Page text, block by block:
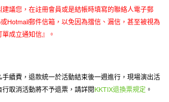
議您，在註冊會員或是結帳時填寫的聯絡人電子郵
Hotmail郵件信箱，以免因為擋信、漏信，甚至被視為
成立通知信』。
續費，退款統一於活動結束後一週進行，現場演出活
取消活動將不予退票，請詳閱KKTIX退換票規定 。